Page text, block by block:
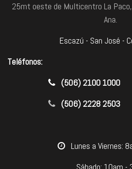
25mt oeste de Multicentro La
Ana.
Escazú - San José -
Teléfonos:
​(506) 2100 1000
(506) 2228 2503
​Lunes a Viernes: